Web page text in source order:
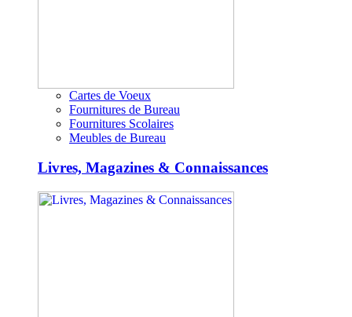
Cartes de Voeux
Fournitures de Bureau
Fournitures Scolaires
Meubles de Bureau
Livres, Magazines & Connaissances